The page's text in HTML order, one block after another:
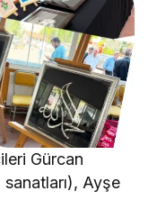
Gürcan
Ayşe